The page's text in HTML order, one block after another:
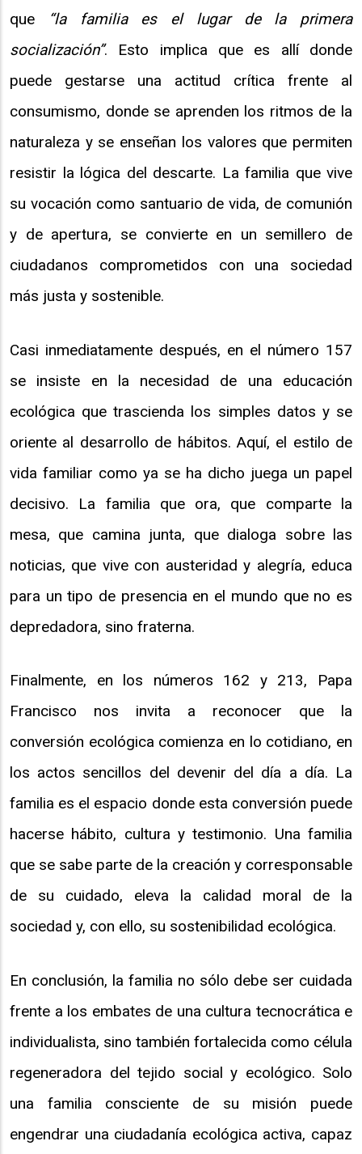
que
“la familia es el lugar de la primera
socialización”. Esto implica que es allí donde
puede gestarse una actitud crítica frente al
consumismo, donde se aprenden los ritmos de la
naturaleza y se enseñan los valores que permiten
resistir la lógica del descarte. La familia que vive
su vocación como santuario de vida, de comunión
y de apertura, se convierte en un semillero de
ciudadanos comprometidos con una sociedad
más justa y sostenible.
Casi inmediatamente después, en el número 157
se insiste en la necesidad de una educación
ecológica que trascienda los simples datos y se
oriente al desarrollo de hábitos. Aquí, el estilo de
vida familiar como ya se ha dicho juega un papel
decisivo. La familia que ora, que comparte la
mesa, que camina junta, que dialoga sobre las
noticias, que vive con austeridad y alegría, educa
para un tipo de presencia en el mundo que no es
depredadora, sino fraterna.
Finalmente, en los números 162 y 213, Papa
Francisco nos invita a reconocer que la
conversión ecológica comienza en lo cotidiano, en
los actos sencillos del devenir del día a día. La
familia es el espacio donde esta conversión puede
hacerse hábito, cultura y testimonio. Una familia
que se sabe parte de la creación y corresponsable
de su cuidado, eleva la calidad moral de la
sociedad y, con ello, su sostenibilidad ecológica.
En conclusión, la familia no sólo debe ser cuidada
frente a los embates de una cultura tecnocrática e
individualista, sino también fortalecida como célula
regeneradora del tejido social y ecológico. Solo
una familia consciente de su misión puede
engendrar una ciudadanía ecológica activa, capaz